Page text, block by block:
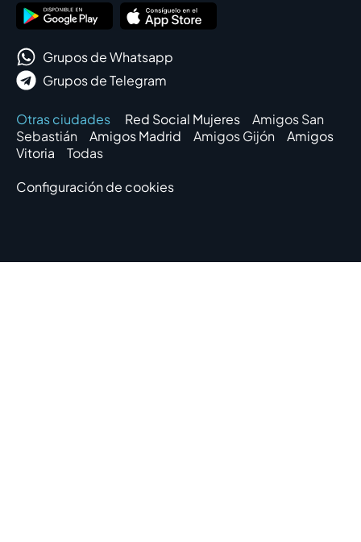
Grupos de Whatsapp
Grupos de Telegram
Otras ciudades Red Social Mujeres
Amigos San
Sebastián
Amigos Madrid Amigos Gijón
Amigos
Vitoria
Todas
Configuración de cookies